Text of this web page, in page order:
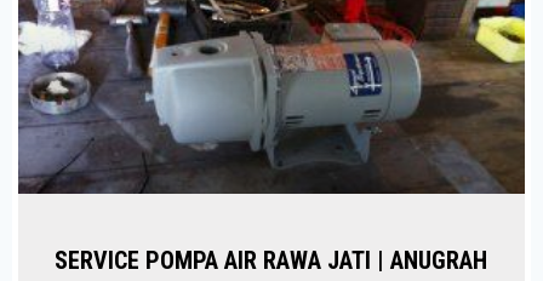
SERVICE POMPA AIR RAWA JATI | ANUGRAH